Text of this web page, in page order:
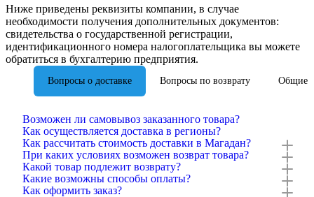
Ниже приведены реквизиты компании, в случае
необходимости получения дополнительных документов:
свидетельства о государственной регистрации,
идентификационного номера налогоплательщика вы можете
обратиться в бухгалтерию предприятия.
Вопросы о доставке Вопросы по возврату Общие
Возможен ли самовывоз заказанного товара?
Как осуществляется доставка в регионы?
Как рассчитать стоимость доставки в Магадан?
При каких условиях возможен возврат товара?
Какой товар подлежит возврату?
Какие возможны способы оплаты?
Как оформить заказ?